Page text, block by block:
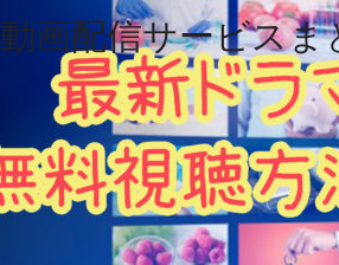
動画配信サービスま